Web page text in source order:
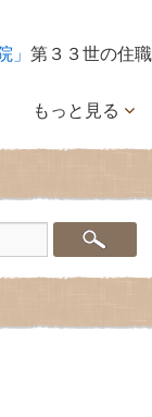
」 第３３世の住職
もっと見る